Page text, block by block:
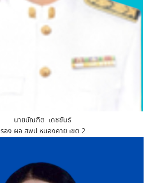
นายบัณฑิต เดชขันธ์
รอง ผอ.สพป.หนองคาย เขต 2